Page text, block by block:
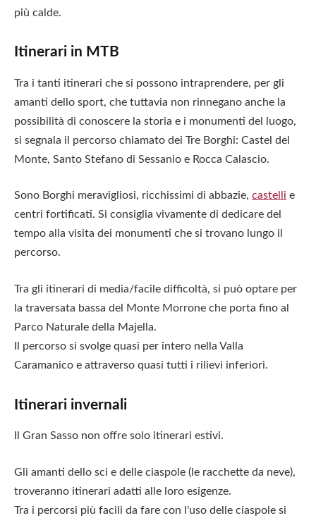
più calde.
Itinerari in MTB
Tra i tanti itinerari che si possono intraprendere, per gli
amanti dello sport, che tuttavia non rinnegano anche la
possibilità di conoscere la storia e i monumenti del luogo,
si segnala il percorso chiamato dei Tre Borghi: Castel del
Monte, Santo Stefano di Sessanio e Rocca Calascio.
Sono Borghi meravigliosi, ricchissimi di abbazie, castelli e
centri fortificati. Si consiglia vivamente di dedicare del
tempo alla visita dei monumenti che si trovano lungo il
percorso.
Tra gli itinerari di media/facile difficoltà, si può optare per
la traversata bassa del Monte Morrone che porta fino al
Parco Naturale della Majella.
Il percorso si svolge quasi per intero nella Valla
Caramanico e attraverso quasi tutti i rilievi inferiori.
Itinerari invernali
Il Gran Sasso non offre solo itinerari estivi.
Gli amanti dello sci e delle ciaspole (le racchette da neve),
troveranno itinerari adatti alle loro esigenze.
Tra i percorsi più facili da fare con l'uso delle ciaspole si